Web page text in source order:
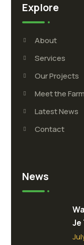
Explore
About
Services
Our Projects
Meet the
Latest News
Contact
News
Je